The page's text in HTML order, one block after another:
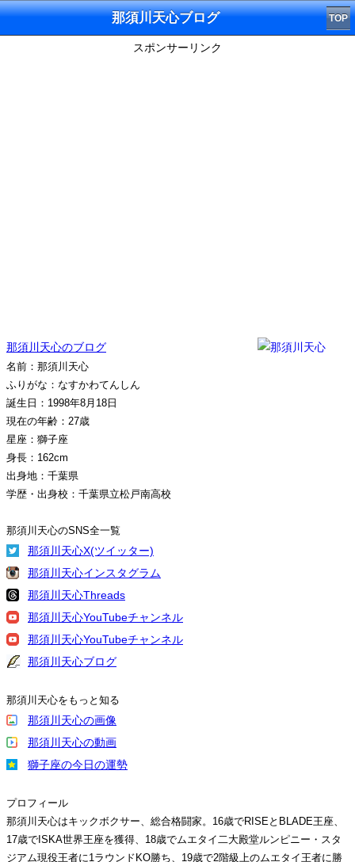
那須川天心ブログ TOP
スポンサーリンク
那須川天心のブログ
名前：那須川天心
ふりがな：なすかわてんしん
誕生日：1998年8月18日
現在の年齢：27歳
星座：獅子座
身長：162cm
出身地：千葉県
学歴・出身校：千葉県立松戸南高校
那須川天心のSNS全一覧
那須川天心X(ツイッター)
那須川天心インスタグラム
那須川天心Threads
那須川天心YouTubeチャンネル
那須川天心YouTubeチャンネル
那須川天心ブログ
那須川天心をもっと知る
那須川天心の画像
那須川天心の動画
獅子座の今日の運勢
プロフィール
那須川天心はキックボクサー、総合格闘家。16歳でRISEとBLADE王座、
17歳でISKA世界王座を獲得、18歳でムエタイ二大殿堂ルンピニー・スタ
ジアム現役王者に1ラウンドKO勝ち、19歳で2階級上のムエタイ王者に勝